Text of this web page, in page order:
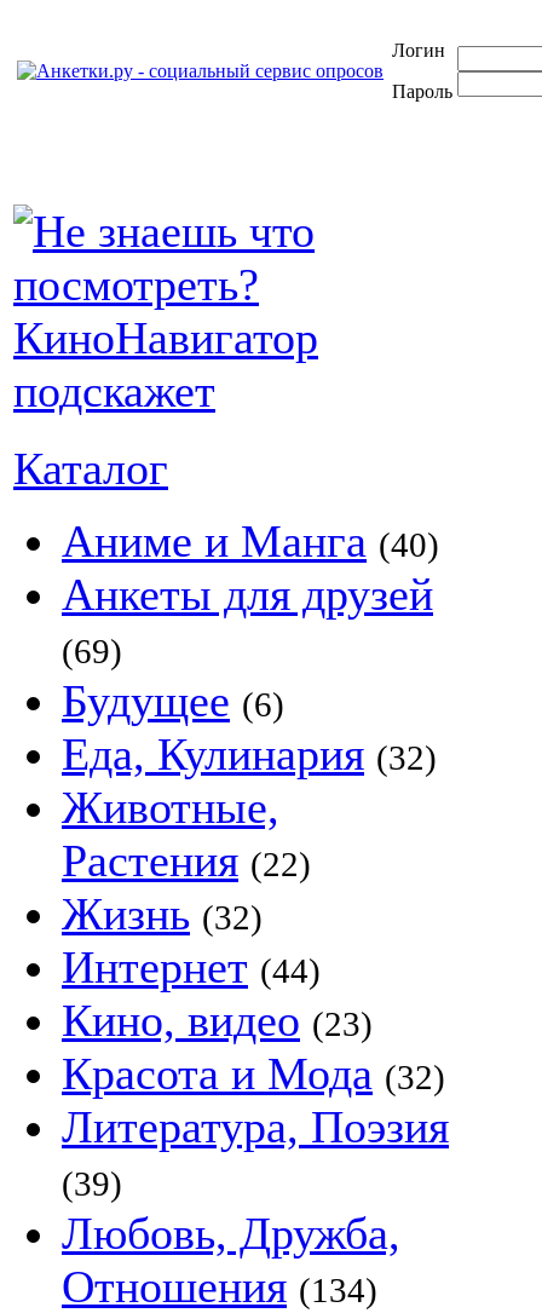
Логин
Пароль
Каталог
Аниме и Манга (40)
Анкеты для друзей
(69)
Будущее (6)
Еда, Кулинария (32)
Животные,
Растения (22)
Жизнь (32)
Интернет (44)
Кино, видео (23)
Красота и Мода (32)
Литература, Поэзия
(39)
Любовь, Дружба,
Отношения (134)